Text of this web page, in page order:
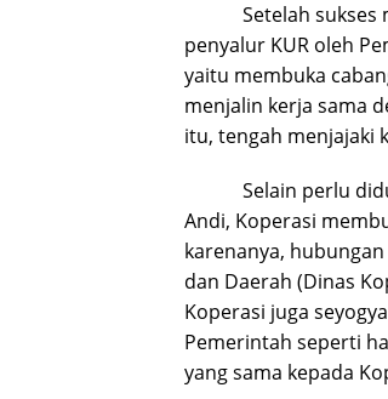
Setelah sukses
penyalur KUR oleh
yaitu membuka
menjalin kerja sama
itu, tengah menjajaki
Selain perlu
Andi, Koperasi
karenanya,
dan Daerah (Dinas
Koperasi juga
Pemerintah seperti
yang sama kepada